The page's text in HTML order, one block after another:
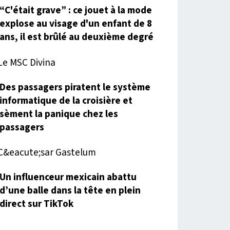
“C'était grave” : ce jouet à la mode
explose au visage d'un enfant de 8
ans, il est brûlé au deuxième degré
Des passagers piratent le système
informatique de la croisière et
sèment la panique chez les
passagers
Un influenceur mexicain abattu
d’une balle dans la tête en plein
direct sur TikTok